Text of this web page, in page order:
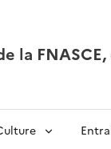
la FNASCE,